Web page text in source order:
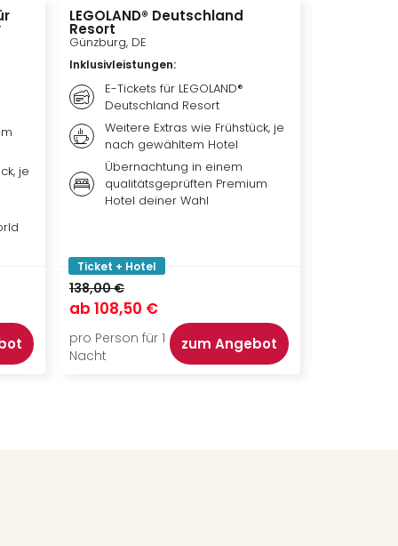
je
LEGOLAND® Deutschland
Resort
Günzburg, DE
Inklusivleistungen:
E-Tickets für LEGOLAND®
Deutschland Resort
Weitere Extras wie Frühstück, je
nach gewähltem Hotel
Übernachtung in einem
qualitätsgeprüften Premium
Hotel deiner Wahl
Ticket + Hotel
138,00 €
ab 108,50 €
pro Person für 1
Nacht
zum Angebot